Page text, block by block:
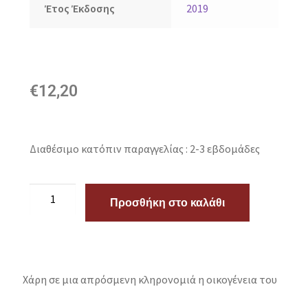
Έτος Έκδοσης 2019
€12,20
Διαθέσιμο κατόπιν παραγγελίας : 2-3 εβδομάδες
Προσθήκη στο καλάθι
Χάρη σε μια απρόσμενη κληρονομιά η οικογένεια του